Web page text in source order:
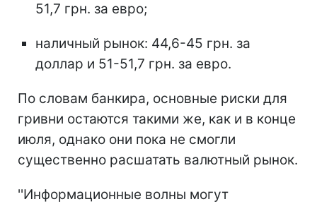
51,7 грн. за евро;
наличный рынок: 44,6-45 грн. за
доллар и 51-51,7 грн. за евро.
По словам банкира, основные риски для
гривни остаются такими же, как и в конце
июля, однако они пока не смогли
существенно расшатать валютный рынок.
''Информационные волны могут